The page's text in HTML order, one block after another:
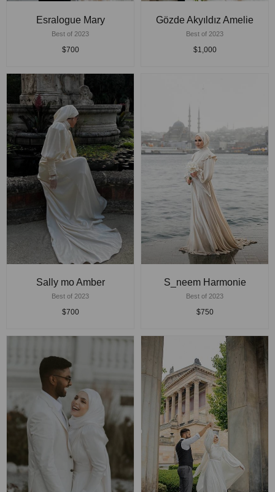
Esralogue Mary
Best of 2023
$700
Gözde Akyıldız Amelie
Best of 2023
$1,000
Sally mo Amber
Best of 2023
$700
S_neem Harmonie
Best of 2023
$750